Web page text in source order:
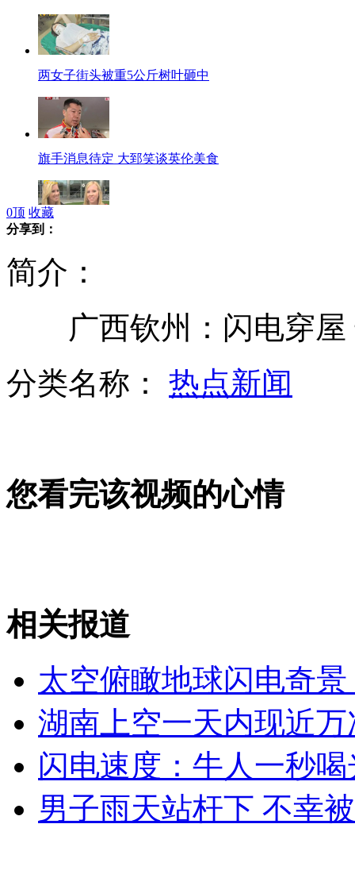
两女子街头被重5公斤树叶砸中
旗手消息待定 大郅笑谈英伦美食
伦敦出巨资奖励巴士司机避奥运罢工
97岁纳碎战犯逃亡64年后落网
山西运城恶犬咬伤多人 警民合力深夜将其击毙
女孩北京地铁殴打老人 痛下狠手拳打脚踢
0顶 收藏
分享到：
简介：
广西钦州：闪电穿屋
分类名称： 热点新闻
您看完该视频的心情
相关报道
太空俯瞰地球闪电奇景
湖南上空一天内现近
闪电速度：牛人一秒
男子雨天站杆下 不幸